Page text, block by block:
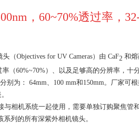
，60~70%透过率，
头（Objectives for UV Cameras）由 CaF2 和
率（60%~70%）、以及足够高的分辨率，十
别为：
64mm 100 mm和 150mm 。厂家可
与相机系统一起使用，需要单独订购聚焦
列的所有深紫外相机镜头。